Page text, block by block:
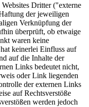
Dritter ("externe
der jeweiligen
Verknüpfung der
überprüft, ob etwaige
waren keine
keinerlei Einfluss auf
auf die Inhalte der
Links bedeutet nicht,
oder Link liegenden
der externen Links
auf Rechtsverstöße
werden jedoch